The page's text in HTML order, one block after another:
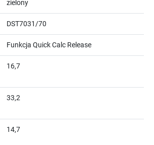
zielony
DST7031/70
Funkcja Quick Calc Release
16,7
33,2
14,7